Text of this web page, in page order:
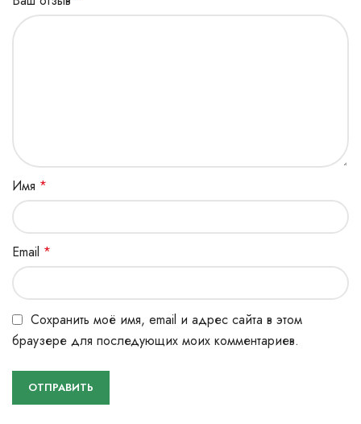
Имя *
Email *
Сохранить моё имя, email и адрес сайта в этом
браузере для последующих моих комментариев.